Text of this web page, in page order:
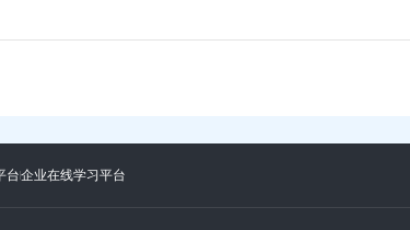
台企业在线学习平台